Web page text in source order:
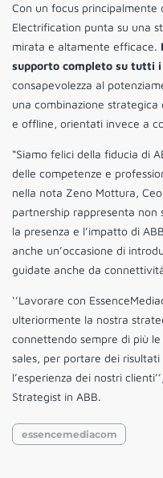
Con un focus principalmente
Electrification punta su una
mirata e altamente efficace.
supporto completo su tutti
consapevolezza al
una combinazione
e offline, orientati invece a
“Siamo felici della fiducia di
delle competenze e
nella nota Zeno Mottura,
partnership rappresenta non
la presenza e l’impatto di
anche un’occasione di
guidate anche da
‘’Lavorare con
ulteriormente la nostra
connettendo sempre di più
sales, per portare dei
l’esperienza dei nostri
Strategist in ABB.
essencemediacom